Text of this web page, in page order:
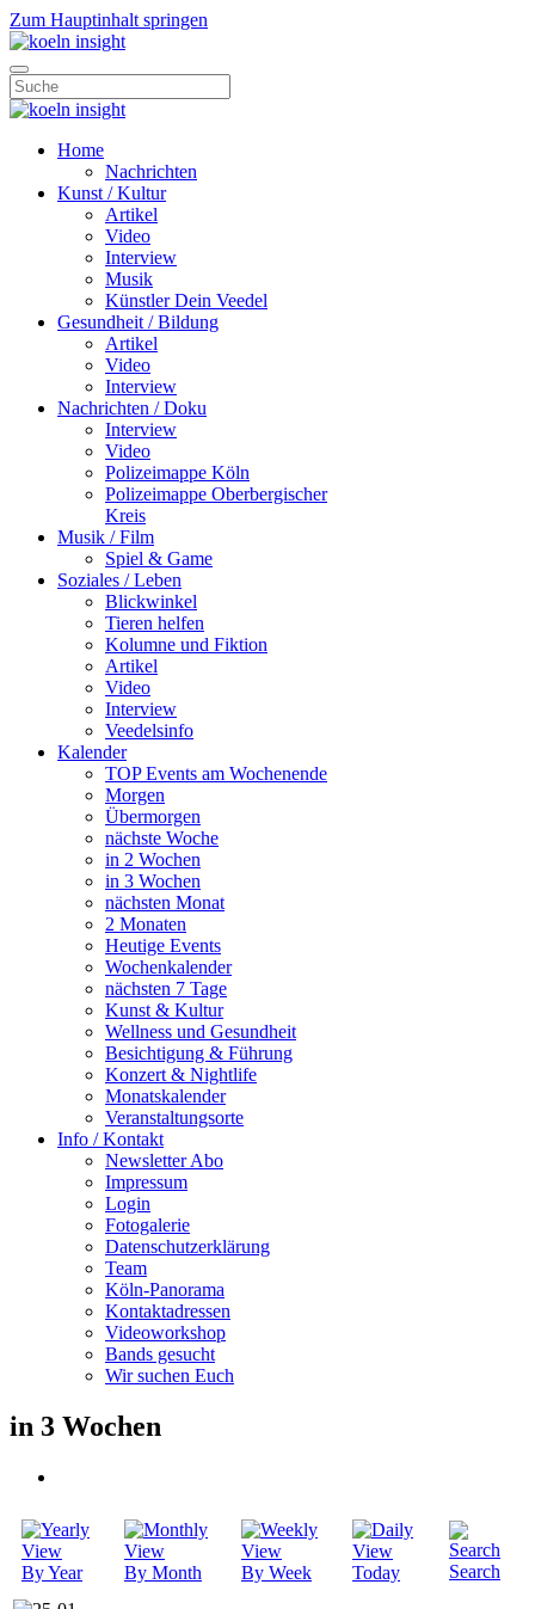
Zum Hauptinhalt springen
Home
Nachrichten
Kunst / Kultur
Artikel
Video
Interview
Musik
Künstler Dein Veedel
Gesundheit / Bildung
Artikel
Video
Interview
Nachrichten / Doku
Interview
Video
Polizeimappe Köln
Polizeimappe Oberbergischer
Kreis
Musik / Film
Spiel & Game
Soziales / Leben
Blickwinkel
Tieren helfen
Kolumne und Fiktion
Artikel
Video
Interview
Veedelsinfo
Kalender
TOP Events am Wochenende
Morgen
Übermorgen
nächste Woche
in 2 Wochen
in 3 Wochen
nächsten Monat
2 Monaten
Heutige Events
Wochenkalender
nächsten 7 Tage
Kunst & Kultur
Wellness und Gesundheit
Besichtigung & Führung
Konzert & Nightlife
Monatskalender
Veranstaltungsorte
Info / Kontakt
Newsletter Abo
Impressum
Login
Fotogalerie
Datenschutzerklärung
Team
Köln-Panorama
Kontaktadressen
Videoworkshop
Bands gesucht
Wir suchen Euch
in 3 Wochen
By Year By Month By Week Today Search